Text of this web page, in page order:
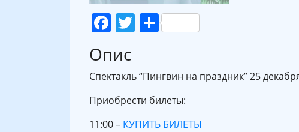
Facebook
Twitter
Поділитися
Опис
Спектакль “Пингвин на праздник” 25
Приобрести билеты:
11:00 – КУПИТЬ БИЛЕТЫ